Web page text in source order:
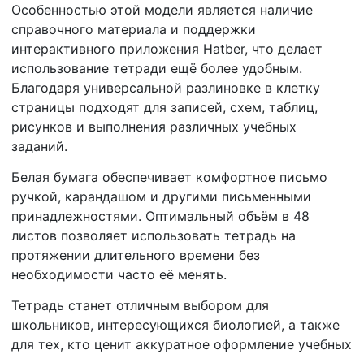
Особенностью этой модели является наличие
справочного материала и поддержки
интерактивного приложения Hatber, что делает
использование тетради ещё более удобным.
Благодаря универсальной разлиновке в клетку
страницы подходят для записей, схем, таблиц,
рисунков и выполнения различных учебных
заданий.
Белая бумага обеспечивает комфортное письмо
ручкой, карандашом и другими письменными
принадлежностями. Оптимальный объём в 48
листов позволяет использовать тетрадь на
протяжении длительного времени без
необходимости часто её менять.
Тетрадь станет отличным выбором для
школьников, интересующихся биологией, а также
для тех, кто ценит аккуратное оформление учебных